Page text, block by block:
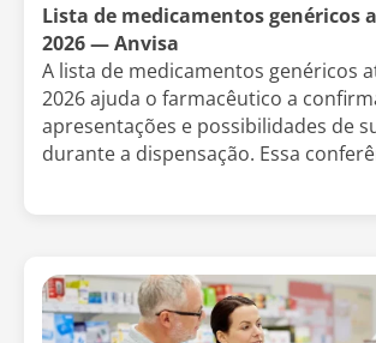
Lista de medicamentos genéricos
2026 — Anvisa
A lista de medicamentos genéricos
2026 ajuda o farmacêutico a
apresentações e possibilidades de
durante a dispensação. Essa